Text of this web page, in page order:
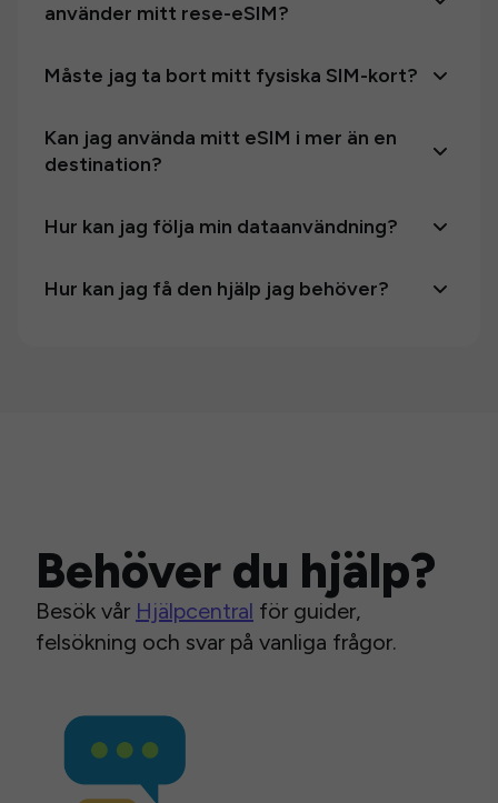
använder mitt rese-eSIM?
Måste jag ta bort mitt fysiska SIM-kort?
Kan jag använda mitt eSIM i mer än en
destination?
Hur kan jag följa min dataanvändning?
Hur kan jag få den hjälp jag behöver?
Behöver du hjälp?
Besök vår Hjälpcentral för guider,
felsökning och svar på vanliga frågor.